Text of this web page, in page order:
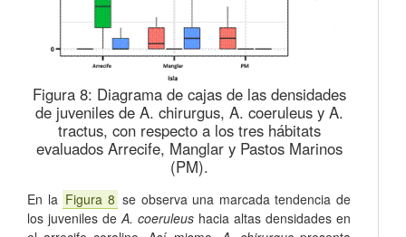
Figura 8: Diagrama de cajas de las densidades
de juveniles de A. chirurgus, A. coeruleus y A.
tractus, con respecto a los tres hábitats
evaluados Arrecife, Manglar y Pastos Marinos
(PM).
En la Figura 8 se observa una marcada tendencia de
los juveniles deA. coeruleus hacia altas densidades en